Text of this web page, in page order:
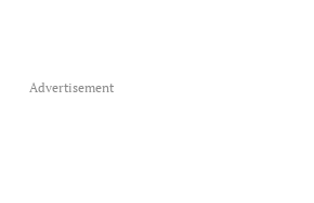
Advertisement